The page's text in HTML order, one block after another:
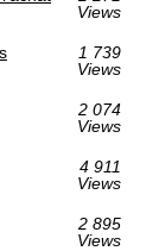
Views
1 739
Views
2 074
Views
4 911
Views
2 895
Views